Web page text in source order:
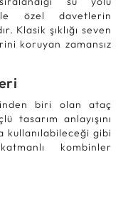
özel davetlerin
Klasik şıklığı seven
koruyan zamansız
biri olan ataç
tasarım anlayışını
kullanılabileceği gibi
kombinler